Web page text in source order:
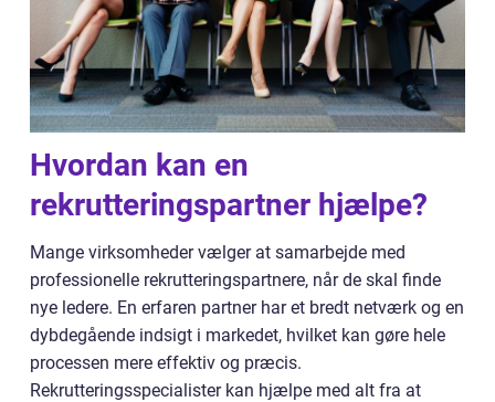
Hvordan kan en
rekrutteringspartner hjælpe?
Mange virksomheder vælger at samarbejde med
professionelle rekrutteringspartnere, når de skal finde
nye ledere. En erfaren partner har et bredt netværk og en
dybdegående indsigt i markedet, hvilket kan gøre hele
processen mere effektiv og præcis.
Rekrutteringsspecialister kan hjælpe med alt fra at